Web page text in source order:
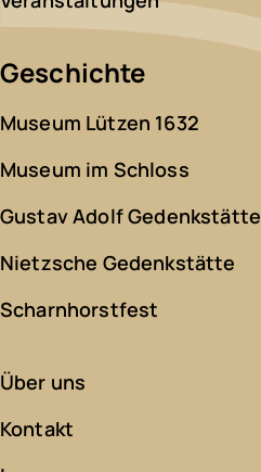
Geschichte
Museum Lützen 1632
Museum im Schloss
Gustav Adolf Gedenkstätte
Nietzsche Gedenkstätte
Scharnhorstfest
Über uns
Kontakt